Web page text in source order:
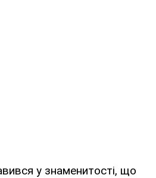
у знаменитості, що